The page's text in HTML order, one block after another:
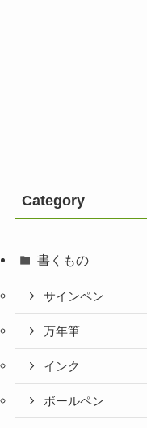
Category
書くもの
サインペン
万年筆
インク
ボールペン